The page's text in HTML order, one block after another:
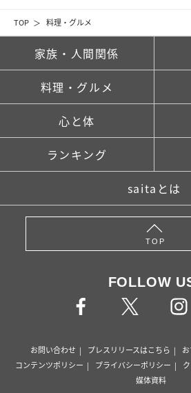
TOP 料理・グルメ
家族・人間関係
料理・グルメ
心と体
ランキング
saitaとは
TOP
FOLLOW
お問い合わせ プレスリリースはこちら
コンテンツポリシー
プライバシーポリシー
媒体資料